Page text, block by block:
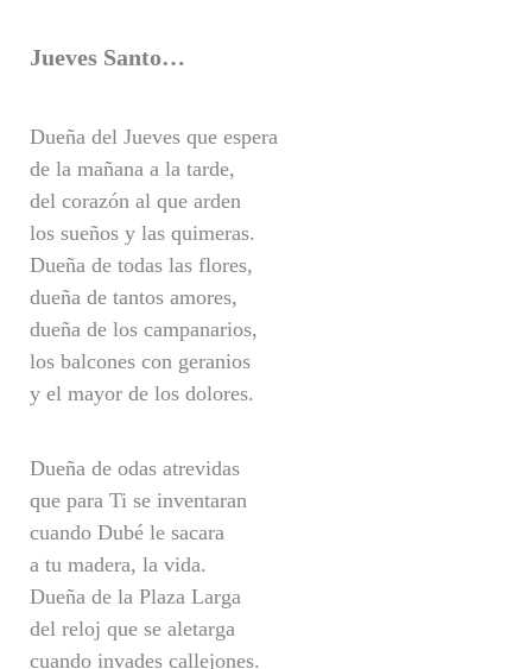
Jueves Santo…
Dueña del Jueves que espera
de la mañana a la tarde,
del corazón al que arden
los sueños y las quimeras.
Dueña de todas las flores,
dueña de tantos amores,
dueña de los campanarios,
los balcones con geranios
y el mayor de los dolores.
Dueña de odas atrevidas
que para Ti se inventaran
cuando Dubé le sacara
a tu madera, la vida.
Dueña de la Plaza Larga
del reloj que se aletarga
cuando invades callejones.